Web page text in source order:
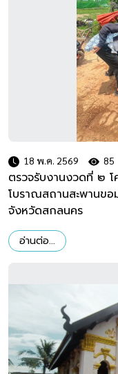
18 พ.ค. 2569 85
ตรวจรับงานงวดที่ ๒
โบราณสถานสะพานขอ
จังหวัดสกลนคร
อ่านต่อ...